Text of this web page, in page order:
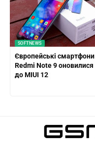
SOFTNEWS
Європейські смартфони
Redmi Note 9 оновилися
до MIUI 12